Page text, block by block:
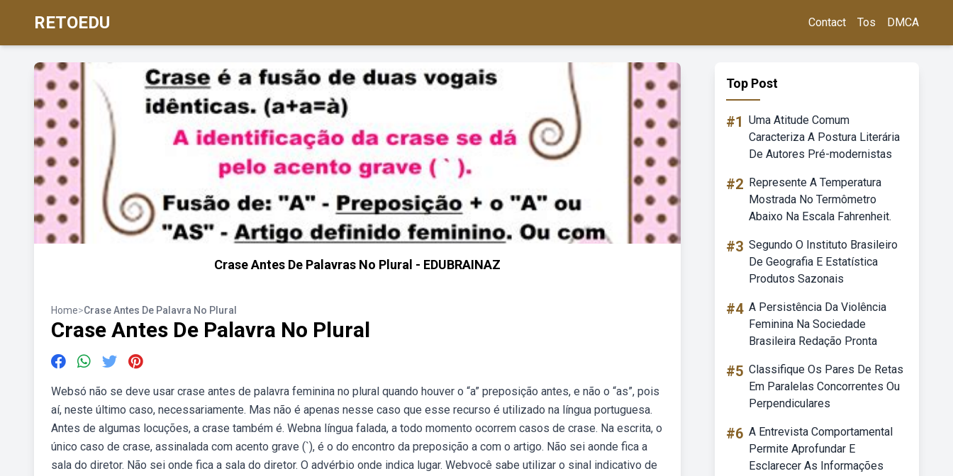
RETOEDU Contact Tos DMCA
Crase Antes De Palavras No Plural - EDUBRAINAZ
Home>Crase Antes De Palavra No Plural
Crase Antes De Palavra No Plural
Websó não se deve usar crase antes de palavra feminina no plural quando houver o “a” preposição antes, e não o “as”, pois
aí, neste último caso, necessariamente. Mas não é apenas nesse caso que esse recurso é utilizado na língua portuguesa.
Antes de algumas locuções, a crase também é. Webna língua falada, a todo momento ocorrem casos de crase. Na escrita, o
único caso de crase, assinalada com acento grave (`), é o do encontro da preposição a com o artigo. Não sei aonde fica a
sala do diretor. Não sei onde fica a sala do diretor. O advérbio onde indica lugar. Webvocê sabe utilizar o sinal indicativo de
Top Post
#1 Uma Atitude Comum
Caracteriza A Postura Literária
De Autores Pré-modernistas
#2 Represente A Temperatura
Mostrada No Termômetro
Abaixo Na Escala Fahrenheit.
#3 Segundo O Instituto Brasileiro
De Geografia E Estatística
Produtos Sazonais
#4 A Persistência Da Violência
Feminina Na Sociedade
Brasileira Redação Pronta
#5 Classifique Os Pares De Retas
Em Paralelas Concorrentes Ou
Perpendiculares
#6 A Entrevista Comportamental
Permite Aprofundar E
Esclarecer As Informações